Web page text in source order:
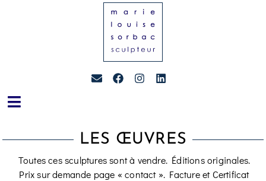
LES ŒUVRES
Toutes ces sculptures sont à vendre. Éditions originales.
Prix sur demande page « contact ». Facture et Certificat